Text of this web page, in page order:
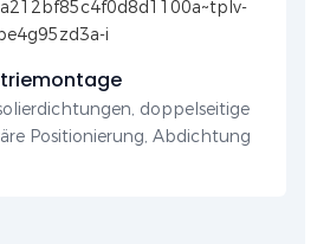
doppelseitige
Positionierung, Abdichtung